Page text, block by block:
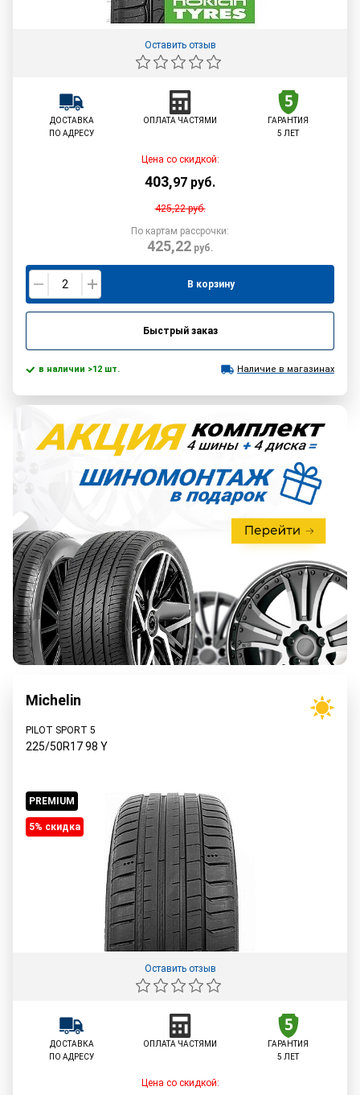
Оставить отзыв
ДОСТАВКА
ПО АДРЕСУ
ОПЛАТА ЧАСТЯМИ
ГАРАНТИЯ
5 ЛЕТ
Цена со скидкой:
403,97 руб.
425,22руб.
По картам рассрочки:
425,22руб.
В корзину
Быстрый заказ
в наличии >12 шт. Наличие в магазинах
Michelin
PILOT SPORT 5
225/50R1798 Y
PREMIUM
5% cкидка
Оставить отзыв
ДОСТАВКА
ПО АДРЕСУ
ОПЛАТА ЧАСТЯМИ
ГАРАНТИЯ
5 ЛЕТ
Цена со скидкой: